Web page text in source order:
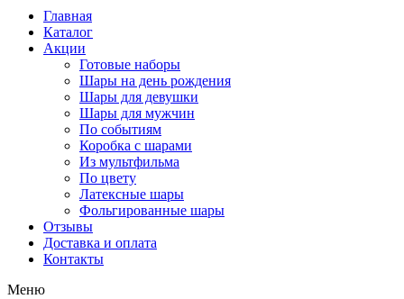
Главная
Каталог
Акции
Готовые наборы
Шары на день рождения
Шары для девушки
Шары для мужчин
По событиям
Коробка с шарами
Из мультфильма
По цвету
Латексные шары
Фольгированные шары
Отзывы
Доставка и оплата
Контакты
Меню